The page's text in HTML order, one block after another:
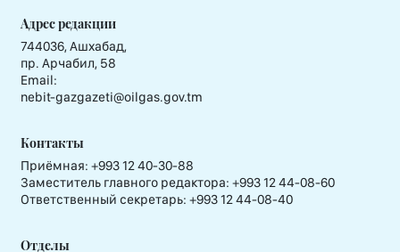
Адрес редакции
744036, Ашхабад,
пр. Арчабил, 58
Email:
nebit-gazgazeti@oilgas.gov.tm
Контакты
Приёмная: +993 12 40-30-88
Заместитель главного редактора: +993 12 44-08-60
Ответственный секретарь: +993 12 44-08-40
Отделы